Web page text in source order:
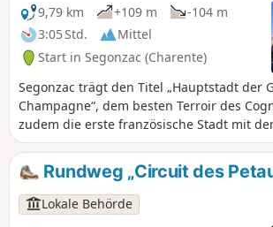
9,79 km
+109 m
-104 m
3:05 Std.
Mittel
Start in Segonzac (Charente)
Segonzac trägt den Titel „Hauptstadt der
Champagne“, dem besten Terroir des
zudem die erste französische Stadt mit
Label: eine Gemeinde, in der es sich gut
Städte auszeichnet, denen Umwelt und
Herzen liegen.
Rundweg „Circuit des
Lokale Behörde